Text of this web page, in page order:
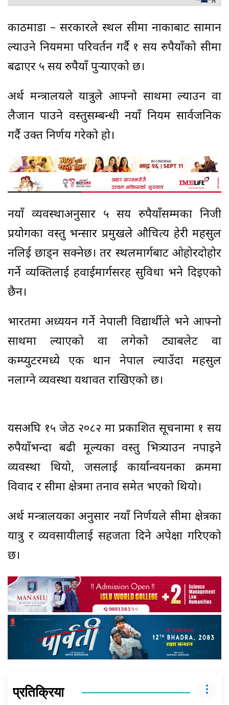
काठमाडौं – सरकारले स्थल सीमा नाकाबाट सामान
ल्याउने नियममा परिवर्तन गर्दै १ सय रुपैयाँको सीमा
बढाएर ५ सय रुपैयाँ पुर्‍याएको छ।
अर्थ मन्त्रालयले यात्रुले आफ्नो साथमा ल्याउन वा
लैजान पाउने वस्तुसम्बन्धी नयाँ नियम सार्वजनिक
गर्दै उक्त निर्णय गरेको हो।
नयाँ व्यवस्थाअनुसार ५ सय रुपैयाँसम्मका निजी
प्रयोगका वस्तु भन्सार प्रमुखले औचित्य हेरी महसुल
नलिई छाड्न सक्नेछ। तर स्थलमार्गबाट ओहोरदोहोर
गर्ने व्यक्तिलाई हवाईमार्गसरह सुविधा भने दिइएको
छैन।
भारतमा अध्ययन गर्ने नेपाली विद्यार्थीले भने आफ्नो
साथमा ल्याएको वा लगेको ट्याबलेट वा
कम्प्युटरमध्ये एक थान नेपाल ल्याउँदा महसुल
नलाग्ने व्यवस्था यथावत राखिएको छ।
यसअघि १५ जेठ २०८२ मा प्रकाशित सूचनामा १ सय
रुपैयाँभन्दा बढी मूल्यका वस्तु भित्र्याउन नपाइने
व्यवस्था थियो, जसलाई कार्यान्वयनका क्रममा
विवाद र सीमा क्षेत्रमा तनाव समेत भएको थियो।
अर्थ मन्त्रालयका अनुसार नयाँ निर्णयले सीमा क्षेत्रका
यात्रु र व्यवसायीलाई सहजता दिने अपेक्षा गरिएको
छ।
प्रतिक्रिया